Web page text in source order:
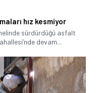
hız kesmiyor
sürdürdüğü asfalt
devam...